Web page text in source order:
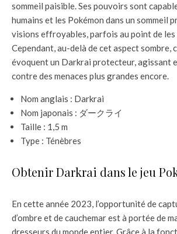
sommeil paisible. Ses pouvoirs sont
humains et les Pokémon dans un sommeil
visions effroyables, parfois au point de les
Cependant, au-delà de cet aspect sombre,
évoquent un Darkrai protecteur, agissant
contre des menaces plus grandes encore.
Nom anglais : Darkrai
Nom japonais : ダークライ
Taille : 1,5 m
Type : Ténèbres
Obtenir Darkrai dans le jeu
En cette année 2023, l’opportunité de
d’ombre et de cauchemar est à portée de